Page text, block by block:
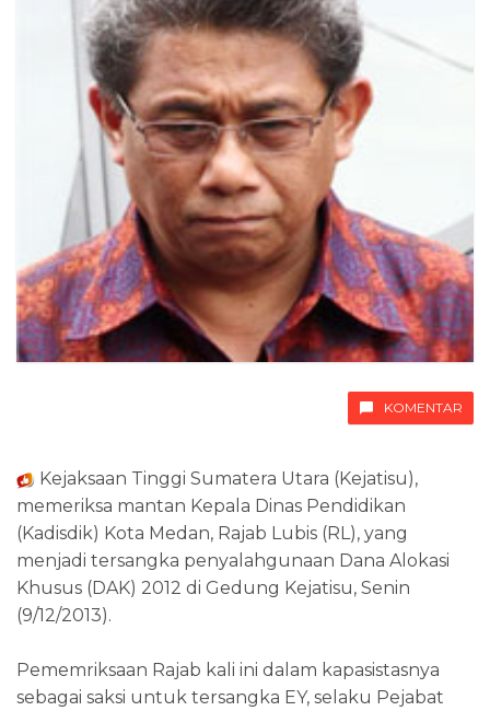
KOMENTAR
Kejaksaan Tinggi Sumatera Utara (Kejatisu),
memeriksa mantan Kepala Dinas Pendidikan
(Kadisdik) Kota Medan, Rajab Lubis (RL), yang
menjadi tersangka penyalahgunaan Dana Alokasi
Khusus (DAK) 2012 di Gedung Kejatisu, Senin
(9/12/2013).
Pememriksaan Rajab kali ini dalam kapasistasnya
sebagai saksi untuk tersangka EY, selaku Pejabat